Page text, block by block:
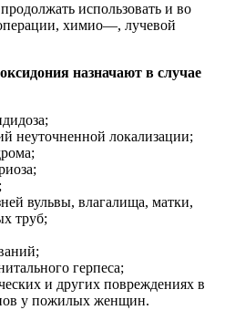
использовать и во
химио―, лучевой
назначают в случае
неуточненной локализации;
вульвы, влагалища, матки,
труб;
герпеса;
и других повреждениях в
у пожилых женщин.